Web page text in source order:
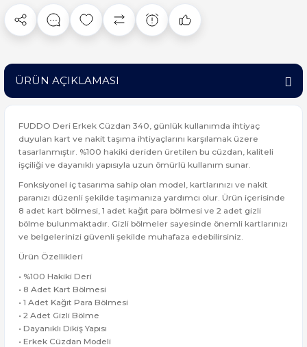
ÜRÜN AÇIKLAMASI
FUDDO Deri Erkek Cüzdan 340, günlük kullanımda ihtiyaç
duyulan kart ve nakit taşıma ihtiyaçlarını karşılamak üzere
tasarlanmıştır. %100 hakiki deriden üretilen bu cüzdan, kaliteli
işçiliği ve dayanıklı yapısıyla uzun ömürlü kullanım sunar.
Fonksiyonel iç tasarıma sahip olan model, kartlarınızı ve nakit
paranızı düzenli şekilde taşımanıza yardımcı olur. Ürün içerisinde
8 adet kart bölmesi, 1 adet kağıt para bölmesi ve 2 adet gizli
bölme bulunmaktadır. Gizli bölmeler sayesinde önemli kartlarınızı
ve belgelerinizi güvenli şekilde muhafaza edebilirsiniz.
Ürün Özellikleri
• %100 Hakiki Deri
• 8 Adet Kart Bölmesi
• 1 Adet Kağıt Para Bölmesi
• 2 Adet Gizli Bölme
• Dayanıklı Dikiş Yapısı
• Erkek Cüzdan Modeli